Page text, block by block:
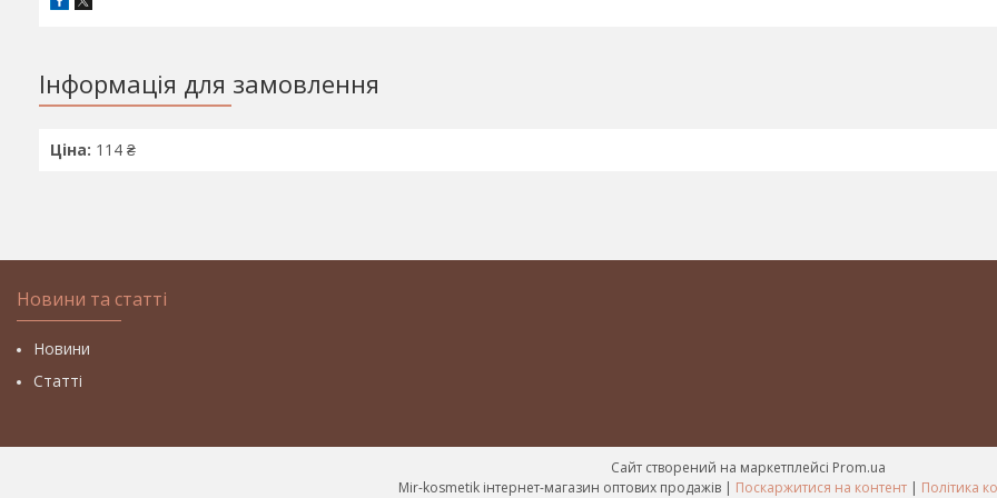
Інформація для замовлення
Ціна: 114 ₴
Новини та статті
Новини
Статті
Сайт створений на маркетплейсі Prom.ua
Mir-kosmetik інтернет-магазин оптових продажів | Поскаржитися на контент | Політика